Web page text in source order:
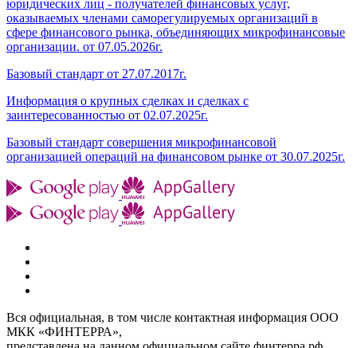
юридических лиц - получателей финансовых услуг,
оказываемых членами саморегулируемых организаций в
сфере финансового рынка, объединяющих микрофинансовые
организации. от 07.05.2026г.
Базовый стандарт от 27.07.2017г.
Информация о крупных сделках и сделках с
заинтересованностью от 02.07.2025г.
Базовый стандарт совершения микрофинансовой
организацией операций на финансовом рынке от 30.07.2025г.
Вся официальная, в том числе контактная информация ООО
МКК «ФИНТЕРРА»,